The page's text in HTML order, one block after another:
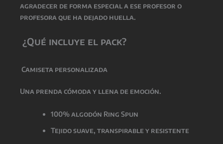
agradecer de forma especial a ese profesor o
profesora que ha dejado huella.
¿Qué incluye el pack?
Camiseta personalizada
Una prenda cómoda y llena de emoción.
100% algodón Ring Spun
Tejido suave, transpirable y resistente